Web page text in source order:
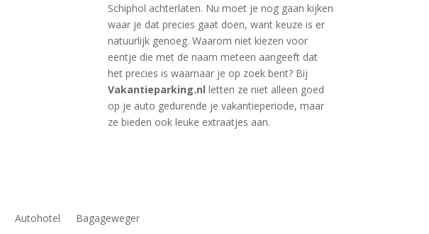
Schiphol achterlaten. Nu moet je nog gaan kijken
waar je dat precies gaat doen, want keuze is er
natuurlijk genoeg. Waarom niet kiezen voor
eentje die met de naam meteen aangeeft dat
het precies is waarnaar je op zoek bent? Bij
Vakantieparking.nl letten ze niet alleen goed
op je auto gedurende je vakantieperiode, maar
ze bieden ook leuke extraatjes aan.
Autohotel Bagageweger